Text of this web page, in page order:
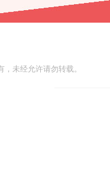
未经允许请勿转载。